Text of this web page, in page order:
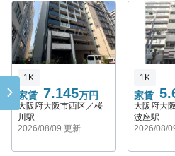
家賃 7.145万円
1K
大阪府大阪市西区／桜
川駅
2026/08/09 更新
家賃
1K
大阪府大
波座駅
2026/08/